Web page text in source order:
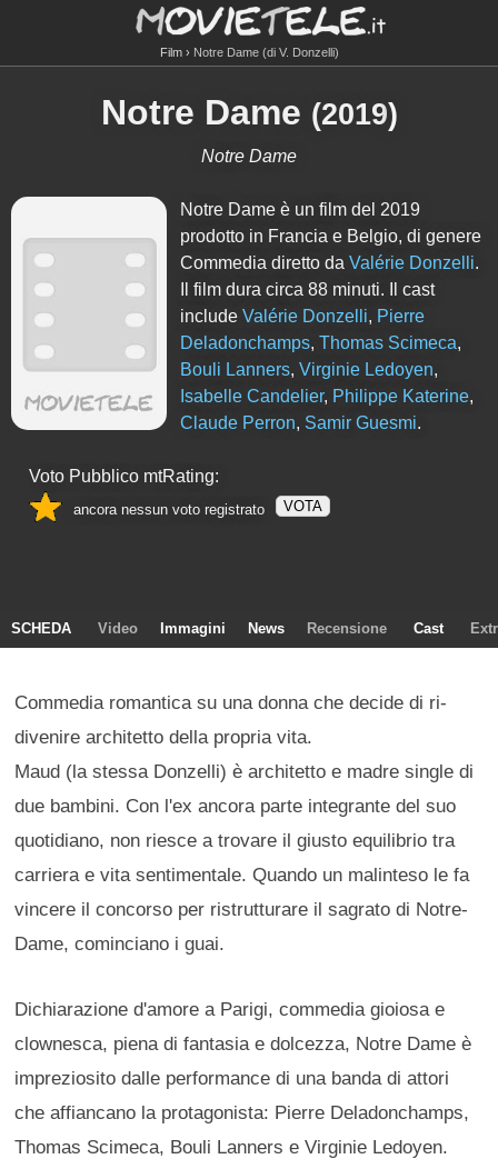
Film Notre Dame (di V. Donzelli)
Notre Dame (2019)
Notre Dame
Notre Dame è un film del 2019
prodotto in Francia e Belgio, di genere
Commedia diretto daValérie Donzelli.
Il film dura circa88 minuti. Il cast
includeValérie Donzelli, Pierre
Deladonchamps,Thomas Scimeca,
Bouli Lanners,Virginie Ledoyen,
Isabelle Candelier, Philippe Katerine,
Claude Perron, Samir Guesmi.
Voto Pubblico mtRating:
ancora nessun voto registrato VOTA
SCHEDA Video Immagini News Recensione Cast
Commedia romantica su una donna che decide di ri-
divenire architetto della propria vita.
Maud (la stessa Donzelli) è architetto e madre single di
due bambini. Con l'ex ancora parte integrante del suo
quotidiano, non riesce a trovare il giusto equilibrio tra
carriera e vita sentimentale. Quando un malinteso le fa
vincere il concorso per ristrutturare il sagrato di Notre-
Dame, cominciano i guai.
Dichiarazione d'amore a Parigi, commedia gioiosa e
clownesca, piena di fantasia e dolcezza, Notre Dame è
impreziosito dalle performance di una banda di attori
che affiancano la protagonista: Pierre Deladonchamps,
Thomas Scimeca, Bouli Lanners e Virginie Ledoyen.